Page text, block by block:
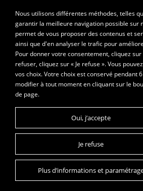
les mardis de 20h15 à
les jeudis de 20h à 22h
© 2021 - Les 3 mousquetons
Plan du site
Mentions légales
Cookies
Nous utilisons différentes méthodes, telles
garantir la meilleure navigation possible sur
permet de vous proposer des contenus et
ainsi que d'en analyser le trafic pour
Pour donner votre consentement, cliquez sur
refuser, cliquez sur « Je refuse ». Vous
vos choix. Votre choix est conservé pendant
modifier à tout moment en cliquant sur le
de page.
Oui, j’accepte
Je refuse
Plus d’informations et